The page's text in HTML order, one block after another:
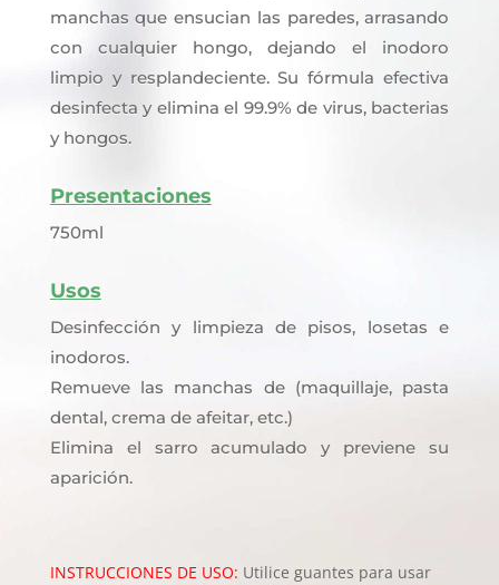
manchas que ensucian las paredes, arrasando
con cualquier hongo, dejando el inodoro
limpio y resplandeciente. Su fórmula efectiva
desinfecta y elimina el 99.9% de virus, bacterias
y hongos.
Presentaciones
750ml
Usos
Desinfección y limpieza de pisos, losetas e
inodoros.
Remueve las manchas de (maquillaje, pasta
dental, crema de afeitar, etc.)
Elimina el sarro acumulado y previene su
aparición.
INSTRUCCIONES DE USO: Utilice guantes para usar